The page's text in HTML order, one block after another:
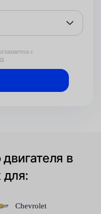
с
в
Chevrolet